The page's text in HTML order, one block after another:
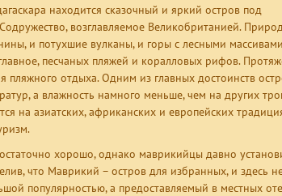
находится сказочный и яркий остров под
возглавляемое Великобританией.
и потухшие вулканы, и горы с лесными
песчаных пляжей и коралловых рифов.
пляжного отдыха. Одним из главных достоинств
а влажность намного меньше, чем на других
на азиатских, африканских и европейских
хорошо, однако маврикийцы давно
что Маврикий – остров для избранных, и здесь
популярностью, а предоставляемый в местных